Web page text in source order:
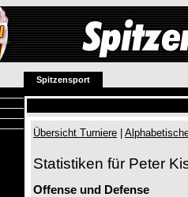
Spitzensport
Übersicht Turniere
Statistiken für Peter
Offense und Defense